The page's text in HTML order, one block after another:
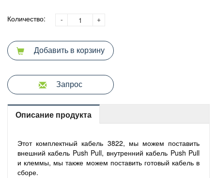
Количество: - +
Добавить в корзину
Запрос
Описание продукта
Этот комплектный кабель 3822, мы можем поставить
внешний кабель Push Pull, внутренний кабель Push Pull
и клеммы, мы также можем поставить готовый кабель в
сборе.